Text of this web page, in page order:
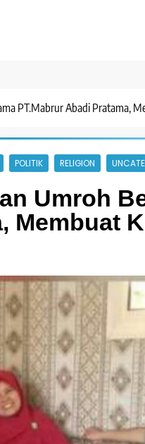
PT.Mabrur Abadi Pratama,
POLITIK RELIGION
Umroh
Membuat